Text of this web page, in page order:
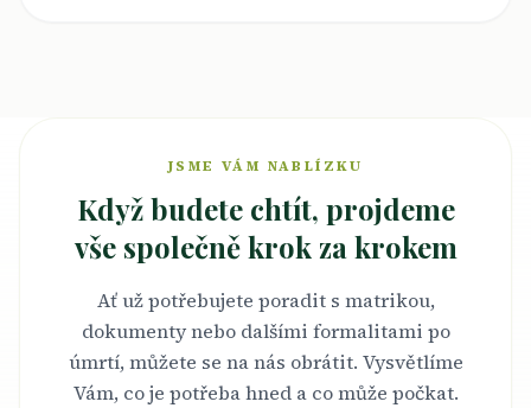
JSME VÁM NABLÍZKU
Když budete chtít, projdeme
vše společně krok za krokem
Ať už potřebujete poradit s matrikou,
dokumenty nebo dalšími formalitami po
úmrtí, můžete se na nás obrátit. Vysvětlíme
Vám, co je potřeba hned a co může počkat.